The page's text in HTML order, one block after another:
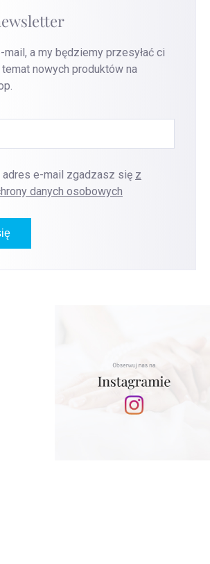
a my będziemy przesyłać ci
nowych produktów na
adres e-mail zgadzasz się z
danych osobowych